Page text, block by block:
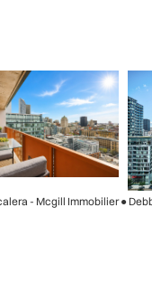
- Mcgill Immobilier ●